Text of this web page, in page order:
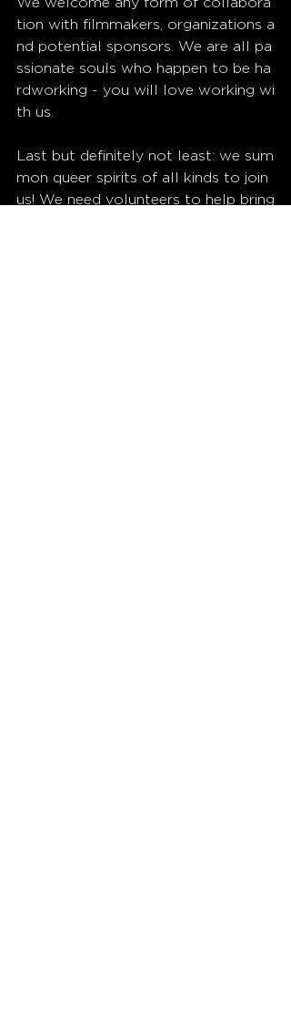
tion with filmmakers, organizations a
nd potential sponsors. We are all pa
ssionate souls who happen to be ha
rdworking - you will love working wi
th us.
Last but definitely not least: we sum
mon queer spirits of all kinds to join
us! We need volunteers to help bring